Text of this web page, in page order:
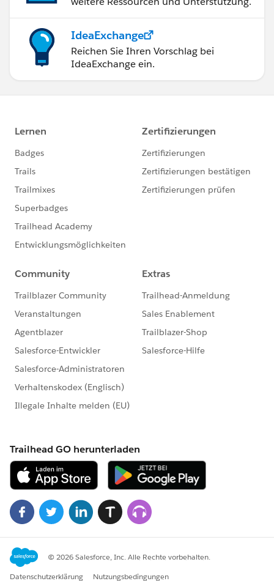
IdeaExchange
Reichen Sie Ihren Vorschlag bei
IdeaExchange ein.